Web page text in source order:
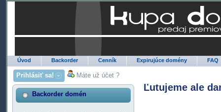
Úvod Backorder Cenník Expirujúce domény FAQ
Prihlásiť sa! Máte už účet ?
Backorder domén
Ľutujeme ale